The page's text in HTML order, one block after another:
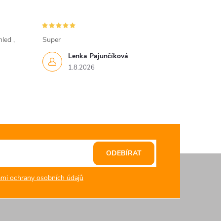
,
Lenka Pajunčíková
1.8.2026
Super
ochrany osobních údajů
ODEBÍRAT